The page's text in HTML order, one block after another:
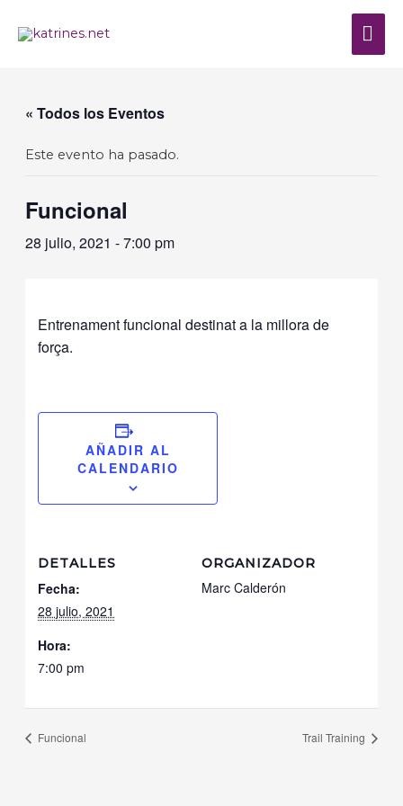
contenido
« Todos los Eventos
Este evento ha pasado.
Funcional
28 julio, 2021 - 7:00 pm
Entrenament funcional destinat a la millora de
força.
AÑADIR AL
CALENDARIO
DETALLES
Fecha:
28 julio, 2021
Hora:
7:00 pm
ORGANIZADOR
Marc Calderón
Funcional Trail Training